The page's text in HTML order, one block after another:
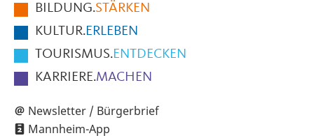
SeiteBILDUNG.STÄRKEN
KULTUR.ERLEBEN
TOURISMUS.ENTDECKEN
KARRIERE.MACHEN
Newsletter / Bürgerbrief
Mannheim-App